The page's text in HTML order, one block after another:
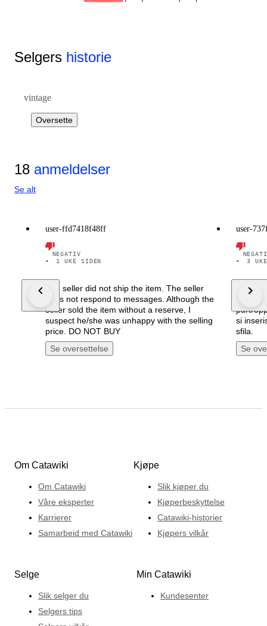
Selgers historie
vintage
Oversette
18 anmeldelser
Se alt
user-ffd7418f48ff
NEGATIV
•
1 UKE SIDEN
The seller did not ship the item. The seller
does not respond to messages. Although the
seller sold the item without a reserve, I
suspect he/she was unhappy with the selling
price. DO NOT BUY
Se oversettelse
user-
•
3
si
sfila.
Se
Om Catawiki
Om Catawiki
Våre eksperter
Karrierer
Samarbeid med Catawiki
Kjøpe
Slik kjøper du
Kjøperbeskyttelse
Catawiki-historier
Kjøpers vilkår
Selge
Slik selger du
Selgers tips
Min Catawiki
Kundesenter